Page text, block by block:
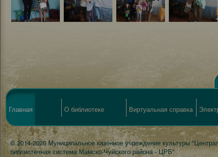
Главная О библиотеке Виртуальная справка
© 2014-2026 Муниципальное казённое учреждение культуры
библиотечная система Мамско-Чуйского района - ЦРБ"